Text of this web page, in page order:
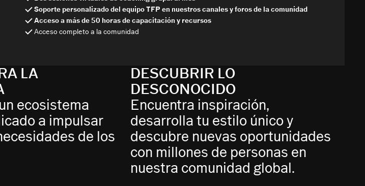
Soporte personalizado del equipo TFP en nuestros canales y foros de la comunidad
Acceso a más de 50 horas de capacitación y recursos
Acceso completo a la comunidad
LA
ecosistema
a impulsar
de los
DESCUBRIR LO
DESCONOCIDO
Encuentra inspiración,
desarrolla tu estilo único y
descubre nuevas oportunidades
con millones de personas en
nuestra comunidad global.